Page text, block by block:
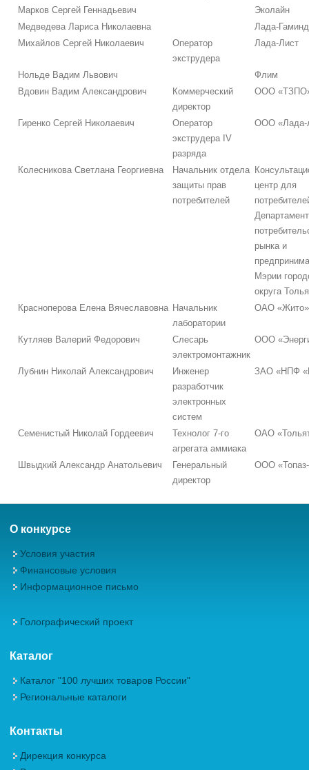
Марков Сергей Геннадьевич
Эколайн
Медведева Лариса Николаевна
Лада-
Михайлов Сергей Николаевич
Оператор
экструдера
Лада-Лист
Нольде Вадим Львович
Флим
Вдовин Вадим Александрович
Коммерческий
директор
ООО
Гиренко Сергей Николаевич
Оператор
экструдера IV
разряда
ООО «Лада-
Колесникова Светлана Георгиевна
Начальник отдела
защиты прав
потребителей
центр для
рынка и
Мэрии
округа
Красноперова Елена Вячеславовна Начальник
лаборатории
ОАО «Жито»
Кутляев Валерий Федорович
Слесарь
электромонтажник
ООО
Лубнин Николай Александрович
Инженер
разработчик
электронных
систем
ЗАО «НПФ
Семенистый Николай Гордеевич
Технолог 7-го
агрегата аммиака
ОАО
Швыдкий Александр Анатольевич
Генеральный
директор
ООО
О конкурсе
Условия участия
Финансовые условия
Информационное письмо
Голографический проект
Каталог
Каталог "100 лучших товаров России"
Региональные каталоги
Контакты
Дирекция конкурса